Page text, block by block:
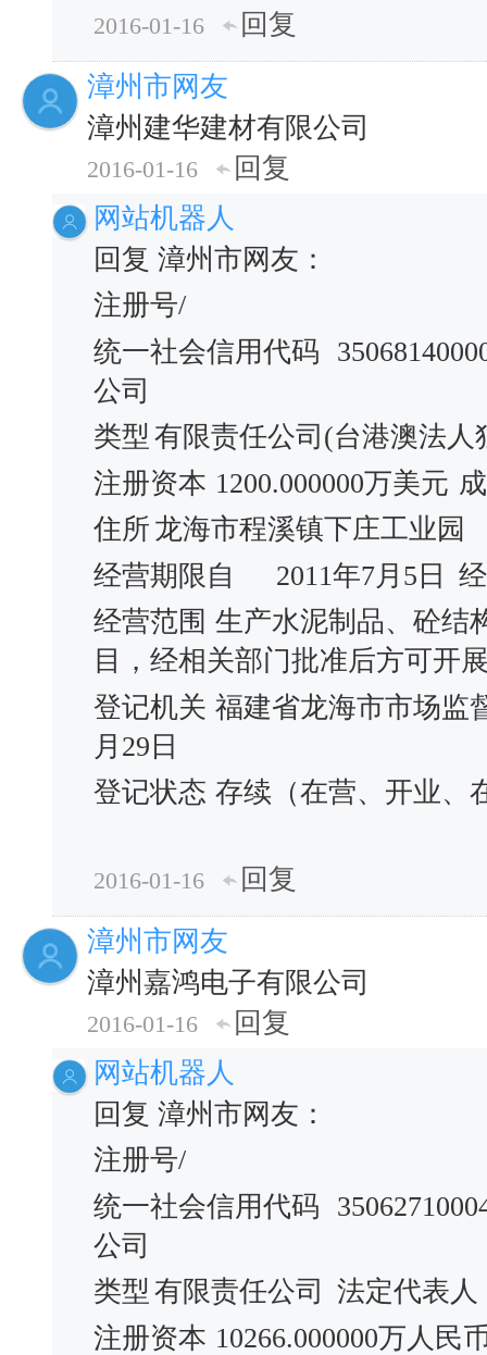
2016-01-16
回复
漳州市网友
漳州建华建材有限公司
2016-01-16
回复
网站机器人
回复 漳州市网友：
注册号/
统一社会信用代码
公司
类型 有限责任公司(台港澳法人
注册资本 1200.000000万美元
住所 龙海市程溪镇下庄工业园
经营期限自
2011年7月5日
经营范围 生产水泥制品、砼结
目，经相关部门批准后方可开
登记机关 福建省龙海市市场监
月29日
登记状态 存续（在营、开业、
2016-01-16
回复
漳州市网友
漳州嘉鸿电子有限公司
2016-01-16
回复
网站机器人
回复 漳州市网友：
注册号/
统一社会信用代码
公司
类型 有限责任公司
法定代表人
注册资本 10266.000000万人民